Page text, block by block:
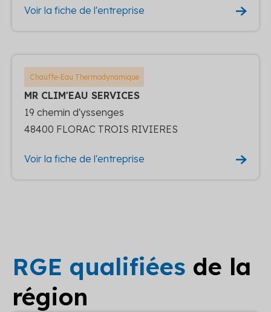
Voir la fiche de l'entreprise
Chauffe-Eau Thermodynamique
MR CLIM'EAU SERVICES
19 chemin d'yssenges
48400 FLORAC TROIS RIVIERES
Voir la fiche de l'entreprise
RGE qualifiées de la
région